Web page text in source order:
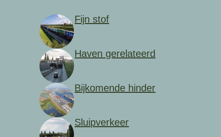
Fijn stof
Haven gerelateerd
Bijkomende hinder
Sluipverkeer